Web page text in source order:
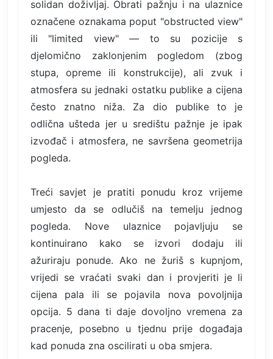
solidan doživljaj. Obrati pažnju i na ulaznice
označene oznakama poput "obstructed view"
ili "limited view" — to su pozicije s
djelomično zaklonjenim pogledom (zbog
stupa, opreme ili konstrukcije), ali zvuk i
atmosfera su jednaki ostatku publike a cijena
često znatno niža. Za dio publike to je
odlična ušteda jer u središtu pažnje je ipak
izvođač i atmosfera, ne savršena geometrija
pogleda.
Treći savjet je pratiti ponudu kroz vrijeme
umjesto da se odlučiš na temelju jednog
pogleda. Nove ulaznice pojavljuju se
kontinuirano kako se izvori dodaju ili
ažuriraju ponude. Ako ne žuriš s kupnjom,
vrijedi se vraćati svaki dan i provjeriti je li
cijena pala ili se pojavila nova povoljnija
opcija. 5 dana ti daje dovoljno vremena za
pracenje, posebno u tjednu prije događaja
kad ponuda zna oscilirati u oba smjera.